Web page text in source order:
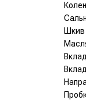
Шкив